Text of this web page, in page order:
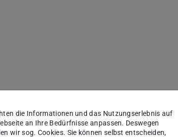
die Informationen und das Nutzungserlebnis auf
an Ihre Bedürfnisse anpassen. Deswegen
wir sog. Cookies. Sie können selbst entscheiden,